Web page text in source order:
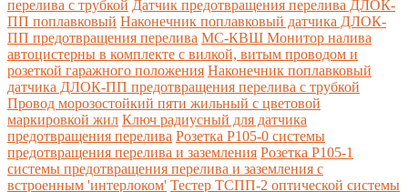
перелива с трубкой Датчик предотвращения перелива ДЛОК-
ПП поплавковый Наконечник поплавковый датчика ДЛОК-
ПП предотвращения перелива МС-КВШ Монитор налива
автоцистерны в комплекте с вилкой, витым проводом и
розеткой гаражного положения Наконечник поплавковый
датчика ДЛОК-ПП предотвращения перелива с трубкой
Провод морозостойкий пяти жильный с цветовой
маркировкой жил Ключ радиусный для датчика
предотвращения перелива Розетка Р105-0 системы
предотвращения перелива и заземления Розетка Р105-1
системы предотвращения перелива и заземления с
встроенным 'интерлоком' Тестер ТСПП-2 оптической системы